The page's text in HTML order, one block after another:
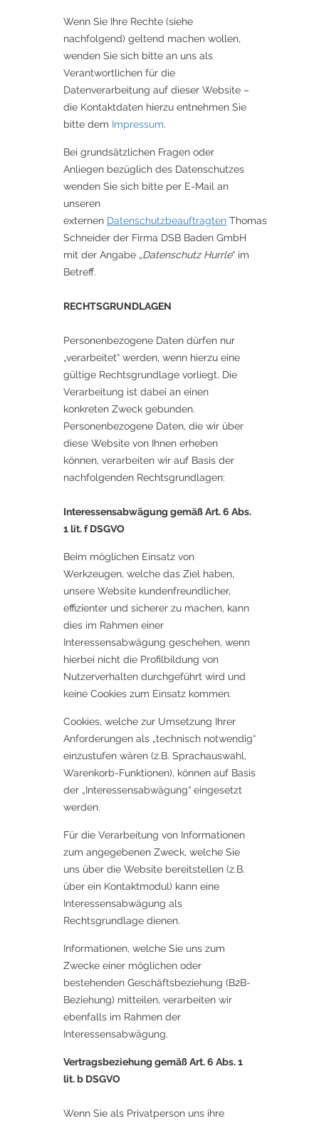
Wenn Sie Ihre Rechte (siehe
nachfolgend) geltend machen wollen,
wenden Sie sich bitte an uns als
Verantwortlichen für die
Datenverarbeitung auf dieser Website –
die Kontaktdaten hierzu entnehmen Sie
bitte dem Impressum.
Bei grundsätzlichen Fragen oder
Anliegen bezüglich des Datenschutzes
wenden Sie sich bitte per E-Mail an
unseren
externen Datenschutzbeauftragten Thomas
Schneider der Firma DSB Baden GmbH
mit der Angabe „Datenschutz Hurrle“ im
Betreff.
RECHTSGRUNDLAGEN
Personenbezogene Daten dürfen nur
„verarbeitet“ werden, wenn hierzu eine
gültige Rechtsgrundlage vorliegt. Die
Verarbeitung ist dabei an einen
konkreten Zweck gebunden.
Personenbezogene Daten, die wir über
diese Website von Ihnen erheben
können, verarbeiten wir auf Basis der
nachfolgenden Rechtsgrundlagen:
Interessensabwägung gemäß Art. 6 Abs.
1 lit. f DSGVO
Beim möglichen Einsatz von
Werkzeugen, welche das Ziel haben,
unsere Website kundenfreundlicher,
effizienter und sicherer zu machen, kann
dies im Rahmen einer
Interessensabwägung geschehen, wenn
hierbei nicht die Profilbildung von
Nutzerverhalten durchgeführt wird und
keine Cookies zum Einsatz kommen.
Cookies, welche zur Umsetzung Ihrer
Anforderungen als „technisch notwendig“
einzustufen wären (z.B. Sprachauswahl,
Warenkorb-Funktionen), können auf Basis
der „Interessensabwägung“ eingesetzt
werden.
Für die Verarbeitung von Informationen
zum angegebenen Zweck, welche Sie
uns über die Website bereitstellen (z.B.
über ein Kontaktmodul) kann eine
Interessensabwägung als
Rechtsgrundlage dienen.
Informationen, welche Sie uns zum
Zwecke einer möglichen oder
bestehenden Geschäftsbeziehung (B2B-
Beziehung) mitteilen, verarbeiten wir
ebenfalls im Rahmen der
Interessensabwägung.
Vertragsbeziehung gemäß Art. 6 Abs. 1
lit. b DSGVO​
Wenn Sie als Privatperson uns ihre